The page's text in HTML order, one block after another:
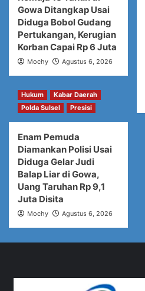
Gowa Ditangkap Usai
Diduga Bobol Gudang
Pertukangan, Kerugian
Korban Capai Rp 6 Juta
Mochy Agustus 6, 2026
Hukum
Kabar Daerah
Polda Sulsel
Presisi
Enam Pemuda
Diamankan Polisi Usai
Diduga Gelar Judi
Balap Liar di Gowa,
Uang Taruhan Rp 9,1
Juta Disita
Mochy Agustus 6, 2026